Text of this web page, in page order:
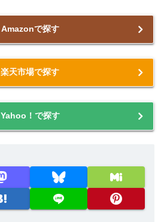
Amazonで探す
楽天市場で探す
Yahoo！で探す